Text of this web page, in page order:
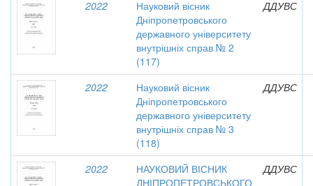
2022
Науковий вісник
Дніпропетровського
державного університету
внутрішніх справ № 2
(117)
ДДУВС
2022
Науковий вісник
Дніпропетровського
державного університету
внутрішніх справ № 3
(118)
ДДУВС
2022
НАУКОВИЙ ВІСНИК
ДНІПРОПЕТРОВСЬКОГО
ДДУВС